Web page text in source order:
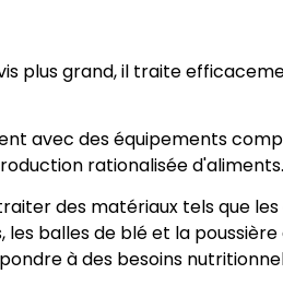
plus grand, il traite
avec des équipements
rationalisée d'aliments.
des matériaux tels que
balles de blé et la
à des besoins